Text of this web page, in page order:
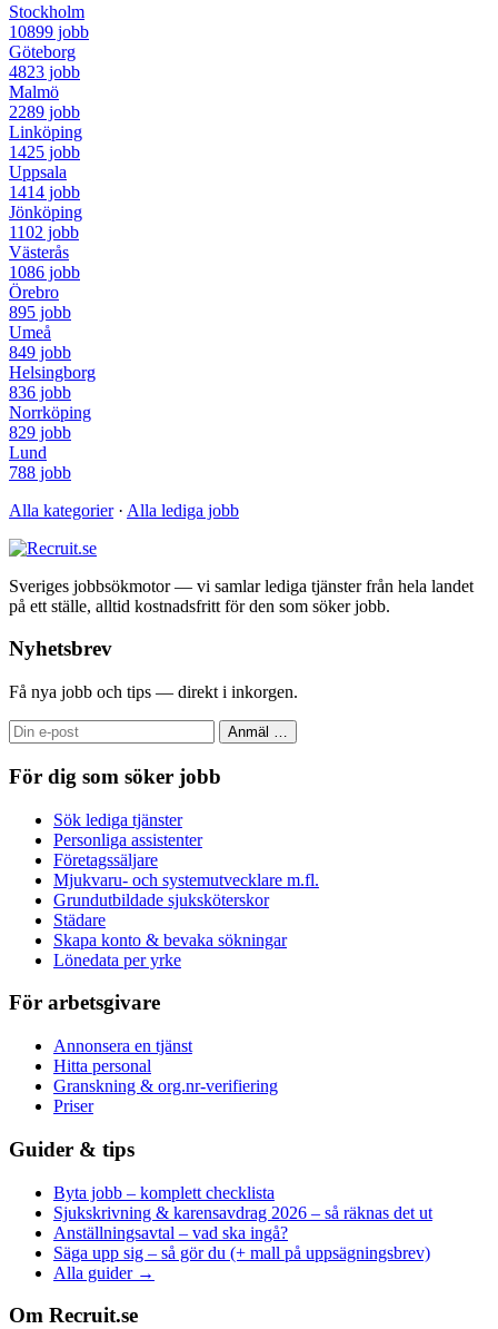
Stockholm
10899 jobb
Göteborg
4823 jobb
Malmö
2289 jobb
Linköping
1425 jobb
Uppsala
1414 jobb
Jönköping
1102 jobb
Västerås
1086 jobb
Örebro
895 jobb
Umeå
849 jobb
Helsingborg
836 jobb
Norrköping
829 jobb
Lund
788 jobb
Alla kategorier· Alla lediga jobb
Sveriges jobbsökmotor — vi samlar lediga tjänster från hela landet
på ett ställe, alltid kostnadsfritt för den som söker jobb.
Nyhetsbrev
Få nya jobb och tips — direkt i inkorgen.
Anmäl …
För dig som söker jobb
Sök lediga tjänster
Personliga assistenter
Företagssäljare
Mjukvaru- och systemutvecklare m.fl.
Grundutbildade sjuksköterskor
Städare
Skapa konto & bevaka sökningar
Lönedata per yrke
För arbetsgivare
Annonsera en tjänst
Hitta personal
Granskning & org.nr-verifiering
Priser
Guider & tips
Byta jobb – komplett checklista
Sjukskrivning & karensavdrag 2026 – så räknas det ut
Anställningsavtal – vad ska ingå?
Säga upp sig – så gör du (+ mall på uppsägningsbrev)
Alla guider →
Om Recruit.se